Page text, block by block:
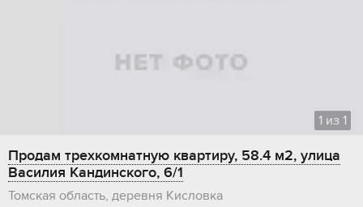
1 из 1
Продам трехкомнатную квартиру, 58.4 м2, улица
Василия Кандинского, 6/1
Томская область, деревня Кисловка